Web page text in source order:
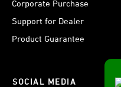
Corporate Purchase
Support for Dealer
Product Guarantee
SOCIAL MEDIA